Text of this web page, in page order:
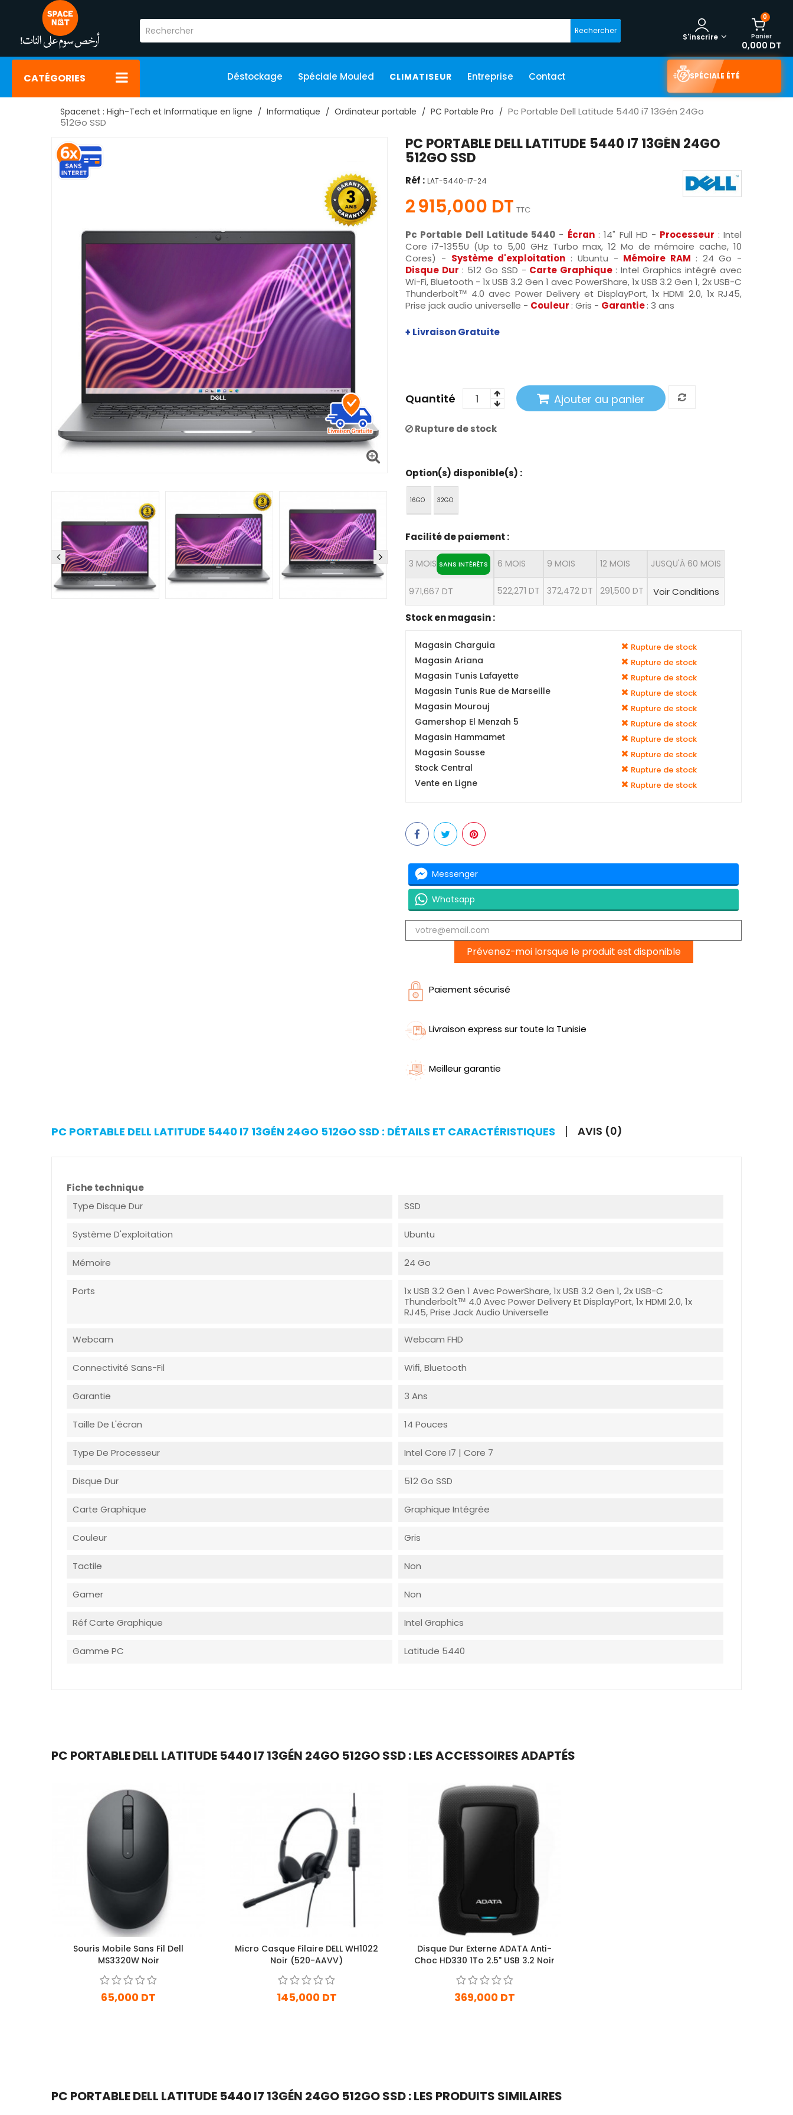
Rechercher
0
Panier
0,000 DT
S'inscrire
CATÉGORIES Déstockage Spéciale Mouled CLIMATISEUR Entreprise Contact SPÉCIALE ÉTÉ
Spacenet : High-Tech et Informatique en ligne Informatique Ordinateur portable PC Portable Pro
Pc Portable Dell Latitude 5440 i7 13Gén 24Go
512Go SSD
PC PORTABLE DELL LATITUDE 5440 I7 13GÉN 24GO
512GO SSD
Réf : LAT-5440-I7-24
2 915,000 DT TTC
Pc Portable Dell Latitude 5440 - Écran : 14" Full HD - Processeur : Intel
Core i7-1355U (Up to 5,00 GHz Turbo max, 12 Mo de mémoire cache, 10
Cores) - Système d'exploitation : Ubuntu - Mémoire RAM : 24 Go -
Disque Dur : 512 Go SSD - Carte Graphique : Intel Graphics intégré avec
Wi-Fi, Bluetooth - 1x USB 3.2 Gen 1 avec PowerShare, 1x USB 3.2 Gen 1, 2x USB-C
Thunderbolt™ 4.0 avec Power Delivery et DisplayPort, 1x HDMI 2.0, 1x RJ45,
Prise jack audio universelle - Couleur : Gris - Garantie: 3 ans
+ Livraison Gratuite
Quantité Ajouter au panier
Rupture de stock
Option(s) disponible(s) :
16GO 32GO
Facilité de paiement :
3 MOIS SANS INTÉRÊTS
971,667 DT
6 MOIS
522,271 DT
9 MOIS
372,472 DT
12 MOIS
291,500 DT
JUSQU'À 60 MOIS
Voir Conditions
Stock en magasin :
Magasin Charguia Rupture de stock
Magasin Ariana Rupture de stock
Magasin Tunis Lafayette Rupture de stock
Magasin Tunis Rue de Marseille Rupture de stock
Magasin Mourouj Rupture de stock
Gamershop El Menzah 5 Rupture de stock
Magasin Hammamet Rupture de stock
Magasin Sousse Rupture de stock
Stock Central Rupture de stock
Vente en Ligne Rupture de stock
Messenger
Whatsapp
Prévenez-moi lorsque le produit est disponible
Paiement sécurisé
Livraison express sur toute la Tunisie
Meilleur garantie
PC PORTABLE DELL LATITUDE 5440 I7 13GÉN 24GO 512GO SSD : DÉTAILS ET CARACTÉRISTIQUES AVIS (0)
Fiche technique
Type Disque Dur
SSD
Système D'exploitation Ubuntu
Mémoire 24 Go
Ports
1x USB 3.2 Gen 1 Avec PowerShare, 1x USB 3.2 Gen 1, 2x USB-C
Thunderbolt™ 4.0 Avec Power Delivery Et DisplayPort, 1x HDMI 2.0, 1x
RJ45, Prise Jack Audio Universelle
Webcam Webcam FHD
Connectivité Sans-Fil Wifi, Bluetooth
Garantie 3 Ans
Taille De L'écran 14 Pouces
Type De Processeur Intel Core I7 | Core 7
Disque Dur 512 Go SSD
Carte Graphique Graphique Intégrée
Couleur Gris
Tactile Non
Gamer Non
Réf Carte Graphique Intel Graphics
Gamme PC Latitude 5440
PC PORTABLE DELL LATITUDE 5440 I7 13GÉN 24GO 512GO SSD : LES ACCESSOIRES ADAPTÉS
Souris Mobile Sans Fil Dell
MS3320W Noir
65,000 DT
Micro Casque Filaire DELL WH1022
Noir (520-AAVV)
145,000 DT
Disque Dur Externe ADATA Anti-
Choc HD330 1To 2.5" USB 3.2 Noir
369,000 DT
PC PORTABLE DELL LATITUDE 5440 I7 13GÉN 24GO 512GO SSD : LES PRODUITS SIMILAIRES